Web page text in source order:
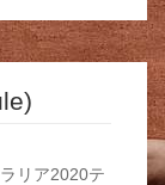
リア2020テ